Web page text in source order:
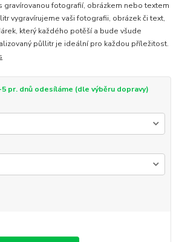
gravírovanou fotografií, obrázkem nebo textem
vygravírujeme vaši fotografii, obrázek či text,
který každého potěší a bude všude
půllitr je ideální pro každou příležitost.
pr. dnů odesíláme (dle výběru dopravy)